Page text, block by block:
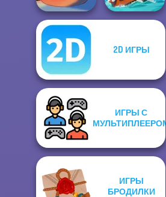
Fireblob Winter
2D ИГРЫ
ИГРЫ С
МУЛЬТИПЛЕЕРОМ
ИГРЫ
БРОДИЛКИ